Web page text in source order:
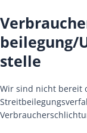
beilegung/
stelle
Wir sind nicht bereit